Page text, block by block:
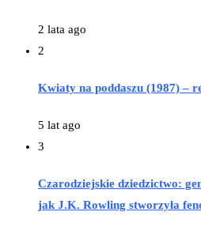
2 lata ago
2
Kwiaty na poddaszu (1987) –
5 lat ago
3
Czarodziejskie dziedzictwo:
jak J.K. Rowling stworzyła